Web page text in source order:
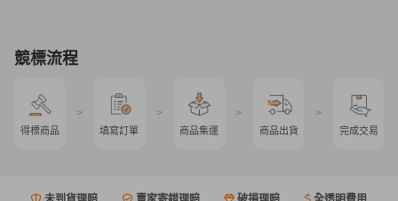
競標流程
得標商品
>
填寫訂單
>
商品集運
>
商品出貨
>
完成交易